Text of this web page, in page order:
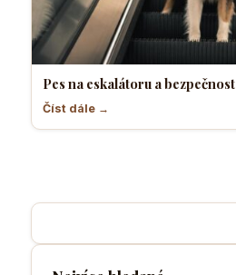
Pes na eskalátoru a bezpečnost
Číst dále →